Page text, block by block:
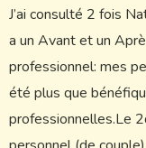
J’ai consulté 2 fois
a un Avant et un
professionnel: mes
été plus que
professionnelles.Le